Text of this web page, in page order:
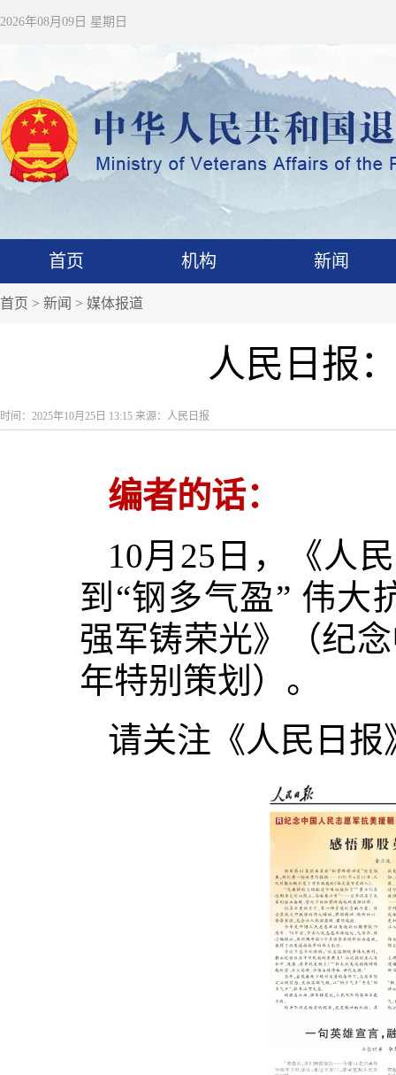
2026年08月09日 星期日
首页 机构 新闻
首页 > 新闻 > 媒体报道
人民日报
时间：2025年10月25日 13:15 来源：人民日报
编者的话：
10月25日，《人
到“钢多气盈” 伟
强军铸荣光》（纪
年特别策划）。
请关注《人民日报